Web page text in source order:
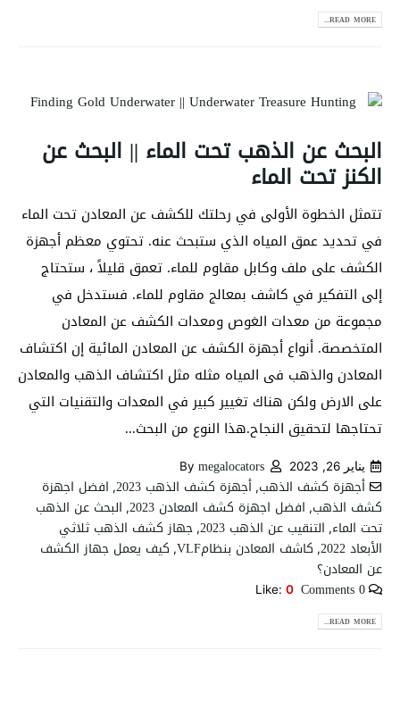
READ MORE...
البحث عن الذهب تحت الماء || البحث عن
الكنز تحت الماء
تتمثل الخطوة الأولى في رحلتك للكشف عن المعادن تحت الماء
في تحديد عمق المياه الذي ستبحث عنه. تحتوي معظم أجهزة
الكشف على ملف وكابل مقاوم للماء. تعمق قليلاً ، ستحتاج
إلى التفكير في كاشف بمعالج مقاوم للماء. فستدخل في
مجموعة من معدات الغوص ومعدات الكشف عن المعادن
المتخصصة. أنواع أجهزة الكشف عن المعادن المائية إن اكتشاف
المعادن والذهب فى المياه مثله مثل اكتشاف الذهب والمعادن
على الارض ولكن هناك تغيير كبير في المعدات والتقنيات التي
تحتاجها لتحقيق النجاح.هذا النوع من البحث...
يناير 26, 2023 By megalocators
أجهزة كشف الذهب,أجهزة كشف الذهب 2023 , افضل اجهزة
كشف الذهب, افضل اجهزة كشف المعادن 2023 , البحث عن الذهب
تحت الماء, التنقيب عن الذهب 2023 , جهاز كشف الذهب ثلاثي
الأبعاد 2022
, كاشف المعادن بنظامVLF , كيف يعمل جهاز الكشف
عن المعادن؟
0 Comments
Like: 0
READ MORE...